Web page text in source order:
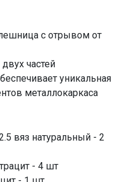
с отрывом от
частей
уникальная
металлокаркаса
вяз натуральный - 2
- 4 шт